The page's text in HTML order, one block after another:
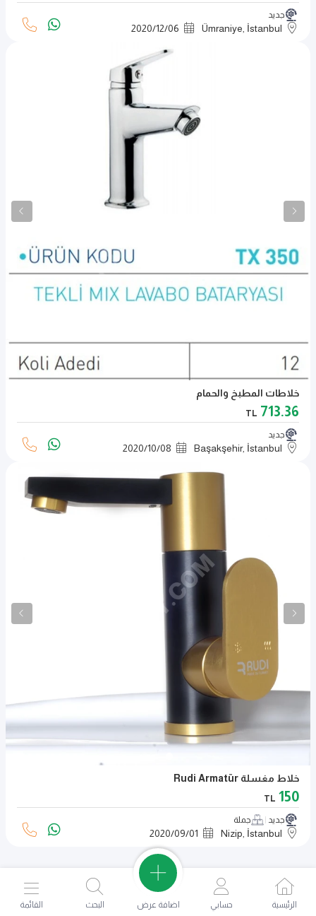
جديد
Ümraniye, İstanbul
2020/12/06
خلاطات المطبخ والحمام
713.36
TL
جديد
Başakşehir, İstanbul
2020/10/08
خلاط مغسلة Rudi Armatür
150
TL
جديد جملة
Nizip, İstanbul
2020/09/01
الرئيسية حسابي اضافة عرض البحث القائمة